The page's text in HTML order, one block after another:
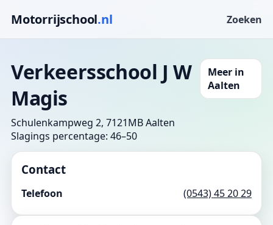
Motorrijschool.nl Zoeken
Verkeersschool J W
Magis
Schulenkampweg 2, 7121MB Aalten
Slagings percentage: 46–50
Meer in
Aalten
Contact
Telefoon (0543) 45 20 29